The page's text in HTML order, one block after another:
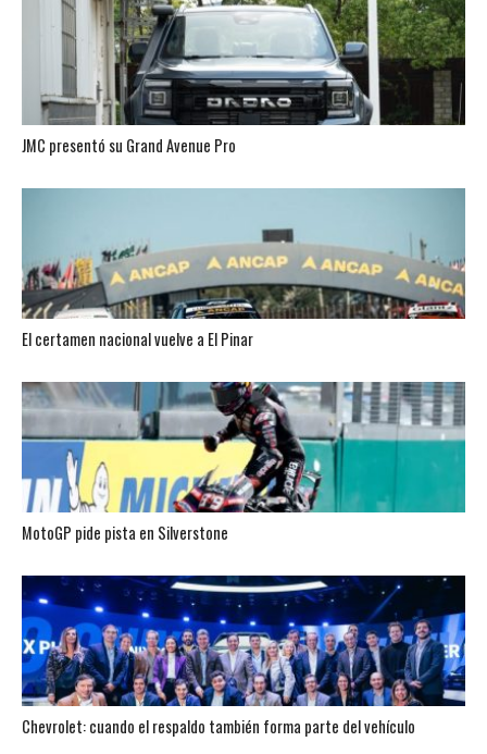
JMC presentó su Grand Avenue Pro
El certamen nacional vuelve a El Pinar
MotoGP pide pista en Silverstone
Chevrolet: cuando el respaldo también forma parte del vehículo